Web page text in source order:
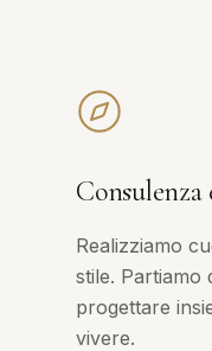
Realizziamo
stile. Partiamo
progettare
vivere.